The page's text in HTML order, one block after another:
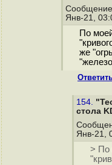
Янв-21,
По
же
154.
стола
Янв-21,
> По